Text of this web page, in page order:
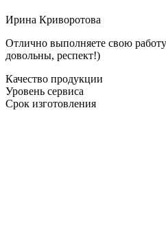
Ирина Криворотова
Отлично выполняете свою
довольны, респект!)
Качество продукции
Уровень сервиса
Срок изготовления